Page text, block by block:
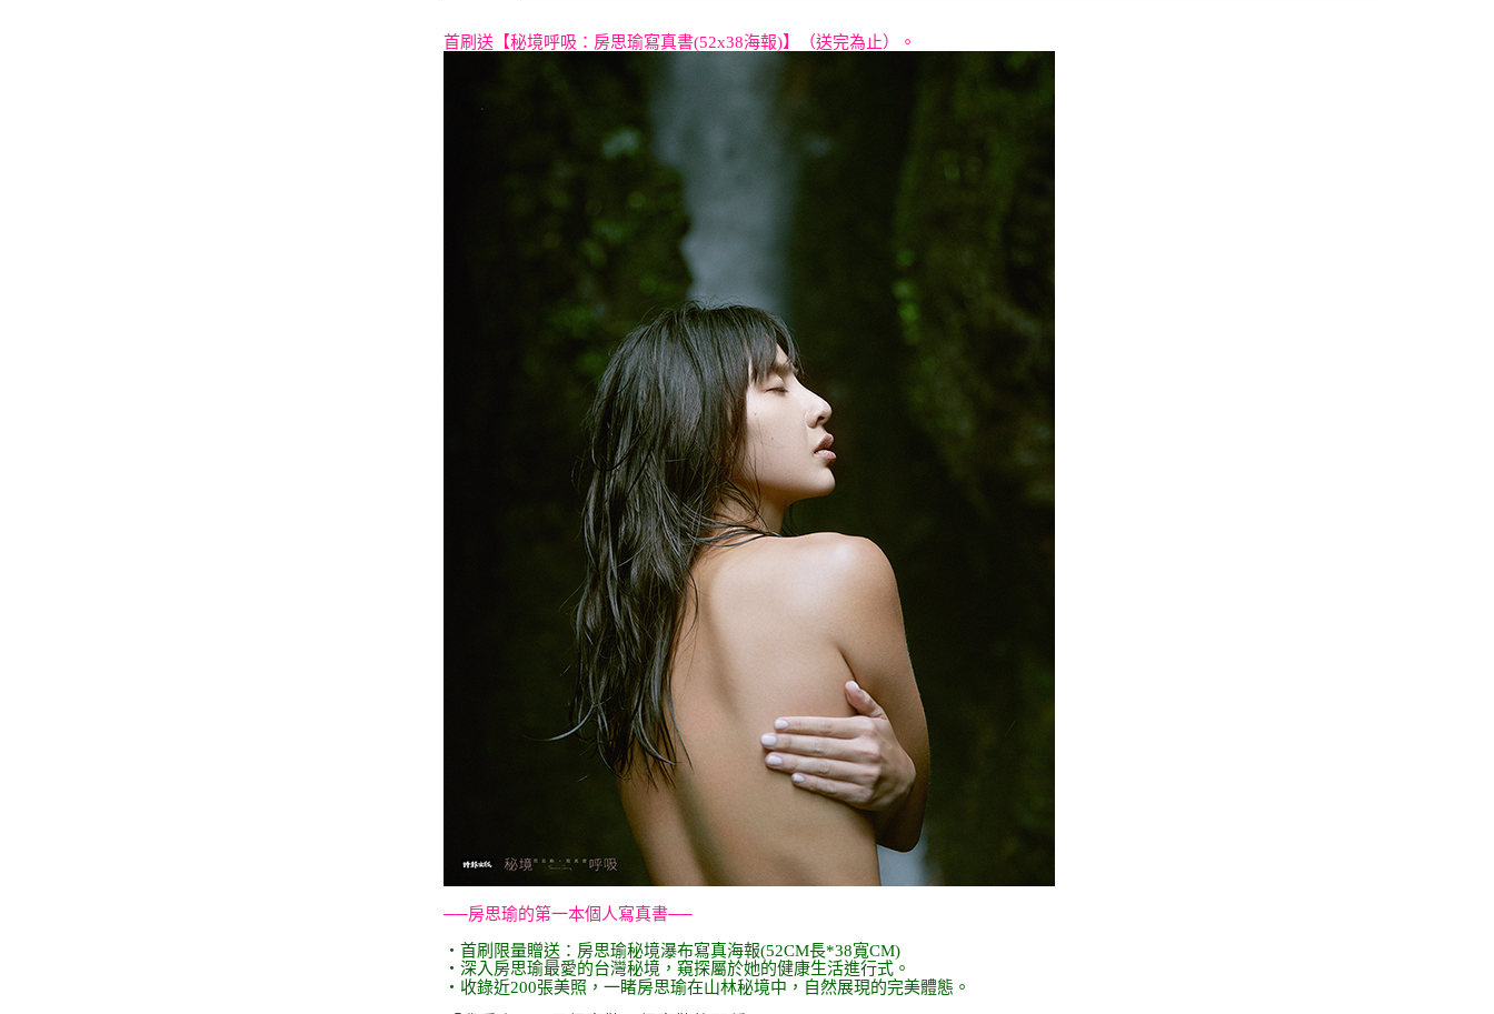
首刷送【秘境呼吸：房思瑜寫真書(52x38海報)】（送完為止）。
──房思瑜的第一本個人寫真書──
‧首刷限量贈送：房思瑜秘境瀑布寫真海報(52CM長*38寬CM)
‧深入房思瑜最愛的台灣秘境，窺探屬於她的健康生活進行式。
‧收錄近200張美照，一睹房思瑜在山林秘境中，自然展現的完美體態。